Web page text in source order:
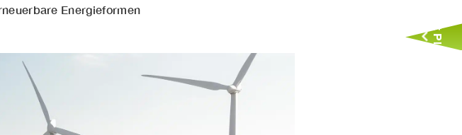
Energieformen Jetzt Planen